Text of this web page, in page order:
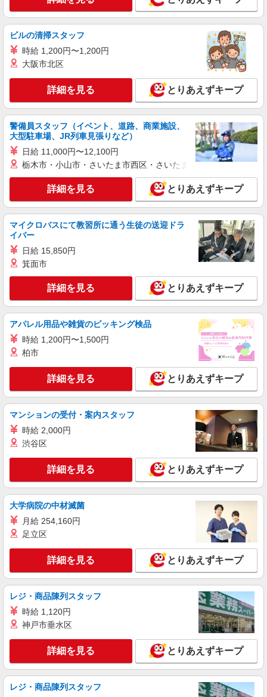
毎日通うのが楽しみになる＊ホテルのような美
しいサ高住のSTAFF
時給1350円〜2062円 ＜日払い有/週払い有/交
通費全支給(ガソリン代含む)＞
福島県郡山市
キープ 詳細を見る
派遣社員
株式会社kotrio /●SD-H-1894692
＜郡山市＞サ高住スタッフ＊教育体制充実
◎30代・40代活躍中
時給1450円〜2062円 ＜日払い有/週払い有/交
郡山市内｜郡山駅
キープ 詳細を見る
派遣社員
株式会社kotrio /●SD-H-1896293
報酬、充実研修♪
時給1450円〜2062円 ＜日払い有/週払い有/交
通費全支給(ガソリン代含む)＞
郡山市内｜郡山駅
キープ 詳細を見る
株式会社kotrio /●SD-H-1975350
郡山市｜リハビリ補助などのデイサービス
STAFF♪未経験OK
時給1350円〜2062円 ＜日払い有/週払い有/交
キープ 詳細を見る
派遣社員
株式会社kotrio /●SD-H-1975165
郡山市｜日払いOK！日収1万円超え×サ高住ス
時給1350円〜2062円 ＜日払い有/週払い有/交
通費全支給(ガソリン代含む)＞
福島県郡山市
キープ 詳細を見る
株式会社kotrio /●SD-H-2066656
郡山市◆サ高住スタッフ◆穏やかな職場×週
3〜×残業なし
時給1350円〜2062円 ＜日払い有/週払い有/交
ビルの清掃スタッフ
時給 1,200円〜1,200円
大阪市北区
詳細を見る とりあえずキープ
警備員スタッフ（イベント、道路、商業施設、
大型駐車場、JR列車見張りなど）
日給 11,000円〜12,100円
栃木市・小山市・さいたま市西区・さいたま市岩槻区・久喜市・
詳細を見る とりあえずキープ
マイクロバスにて教習所に通う生徒の送迎ドラ
イバー
日給 15,850円
箕面市
詳細を見る とりあえずキープ
アパレル用品や雑貨のピッキング検品
時給 1,200円〜1,500円
柏市
詳細を見る とりあえずキープ
マンションの受付・案内スタッフ
時給 2,000円
渋谷区
詳細を見る とりあえずキープ
大学病院の中材滅菌
月給 254,160円
足立区
詳細を見る とりあえずキープ
レジ・商品陳列スタッフ
時給 1,120円
神戸市垂水区
詳細を見る とりあえずキープ
レジ・商品陳列スタッフ